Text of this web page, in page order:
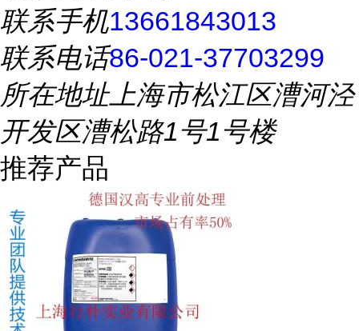
联系手机13661843013
联系电话86-021-37703299
所在地址上海市松江区漕河泾
开发区漕松路1号1号楼
推荐产品